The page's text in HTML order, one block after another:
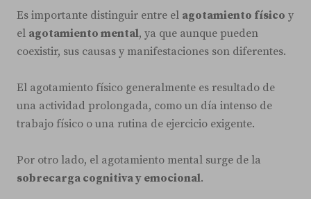
Es importante distinguir entre el agotamiento físico y
el agotamiento mental, ya que aunque pueden
coexistir, sus causas y manifestaciones son diferentes.
El agotamiento físico generalmente es resultado de
una actividad prolongada, como un día intenso de
trabajo físico o una rutina de ejercicio exigente.
Por otro lado, el agotamiento mental surge de la
sobrecarga cognitiva y emocional.